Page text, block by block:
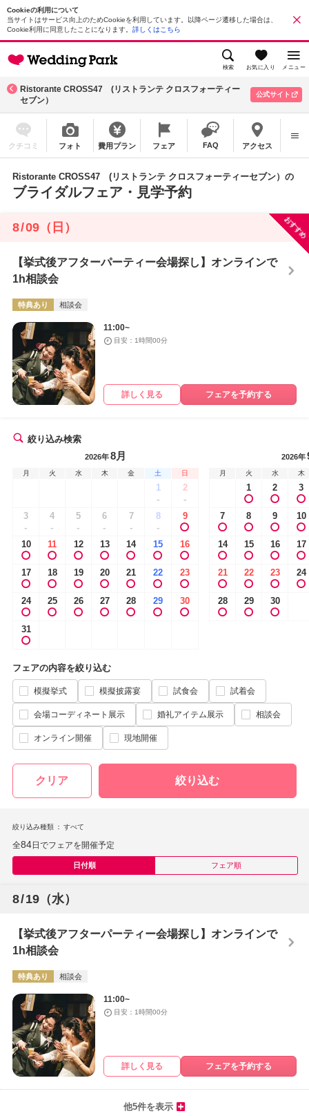
Cookieの利用について
当サイトはサービス向上のためCookieを利用しています。以降ページ遷移した場合は、
Cookie利用に同意したことになります。 詳しくはこちら
検索 お気に入り メニュー
Ristorante CROSS47 (リストランテ クロスフォーティー
セブン）
公式サイト
クチコミ フォト 費用プラン フェア FAQ アクセス
Ristorante CROSS47 (リストランテ クロスフォーティーセブン）の
ブライダルフェア・見学予約
おすすめ
8/09 （日）
【挙式後アフターパーティー会場探し】オンラインで
1h相談会
特典あり 相談会
11:00~
目安：1時間00分
詳しく見る フェアを予約する
絞り込み検索
2026年8月
月 火 水 木 金 土 日
1
-
2
-
3
-
4
-
5
-
6
-
7
-
8
-
9
10 11 12 13 14 15 16
17 18 19 20 21 22 23
24 25 26 27 28 29 30
31
2026年
月 火 水 木
1 2 3
7 8 9 10
14 15 16 17
21 22 23 24
28 29 30
フェアの内容を絞り込む
模擬挙式 模擬披露宴 試食会 試着会
会場コーディネート展示 婚礼アイテム展示 相談会
オンライン開催 現地開催
クリア 絞り込む
絞り込み種類 すべて
全84日でフェアを開催予定
日付順 フェア順
8/19 （水）
【挙式後アフターパーティー会場探し】オンラインで
1h相談会
特典あり 相談会
11:00~
目安：1時間00分
詳しく見る フェアを予約する
他5件を表示